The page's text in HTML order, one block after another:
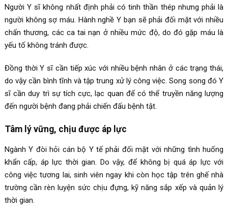
Người Y sĩ không nhất định phải có tinh thần thép nhưng phải là
người không sợ máu. Hành nghề Y bạn sẽ phải đối mặt với nhiều
chấn thương, các ca tai nạn ở nhiều mức độ, do đó gặp máu là
yếu tố không tránh được.
Đồng thời Y sĩ cần tiếp xúc với nhiều bệnh nhân ở các trạng thái,
do vậy cần bình tĩnh và tập trung xử lý công việc. Song song đó Y
sĩ cần duy trì sự tích cực, lạc quan để có thể truyền năng lượng
đến người bệnh đang phải chiến đấu bệnh tật.
Tâm lý vững, chịu được áp lực
Ngành Y đòi hỏi cán bộ Y tế phải đối mặt với những tình huống
khẩn cấp, áp lực thời gian. Do vậy, để không bị quá áp lực với
công việc tương lai, sinh viên ngay khi còn học tập trên ghế nhà
trường cần rèn luyện sức chịu đựng, kỹ năng sắp xếp và quản lý
thời gian.